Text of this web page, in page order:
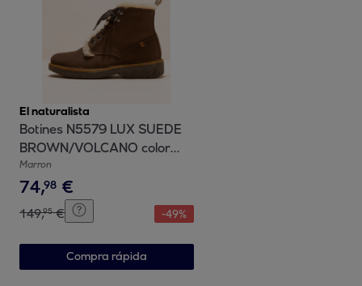
El naturalista
Botines N5579 LUX SUEDE
BROWN/VOLCANO color
Brown
Marron
74,98 €
149,95 € -49%
Compra rápida